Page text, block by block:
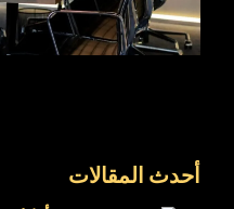
أحدث المقالات